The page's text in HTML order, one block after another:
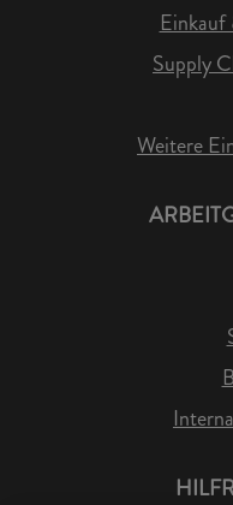
Einkauf
Supply
Weitere